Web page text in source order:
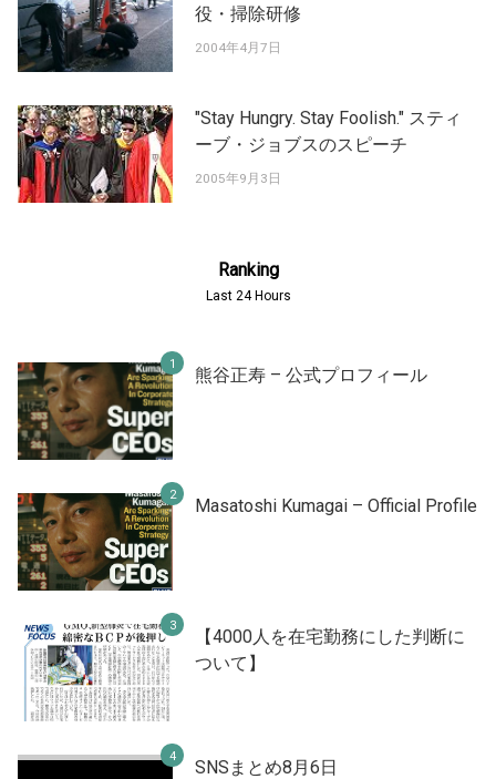
役・掃除研修
2004年4月7日
"Stay Hungry. Stay Foolish." スティ
ーブ・ジョブスのスピーチ
2005年9月3日
Ranking
Last 24 Hours
熊谷正寿 – 公式プロフィール
Masatoshi Kumagai – Official Profile
【4000人を在宅勤務にした判断に
ついて】
SNSまとめ8月6日